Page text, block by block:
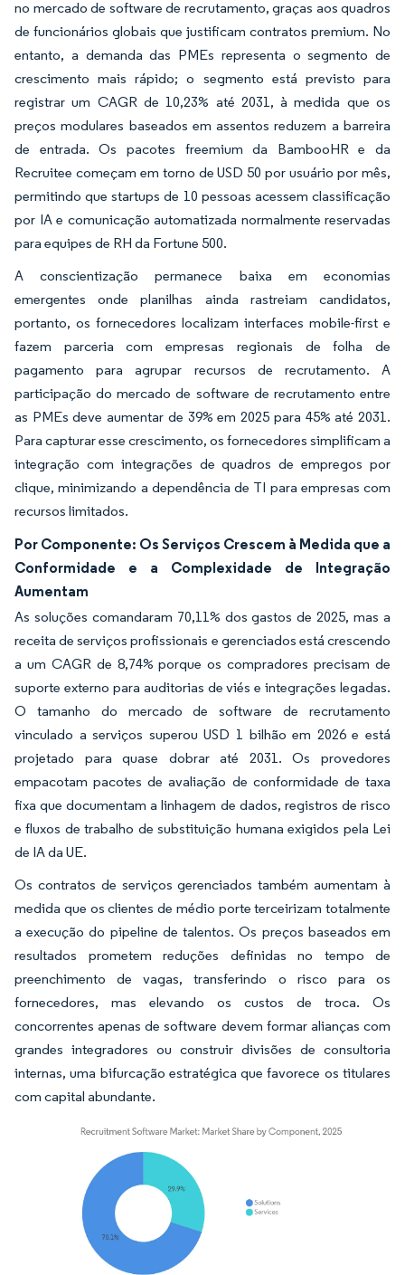
no mercado de software de recrutamento, graças aos quadros
de funcionários globais que justificam contratos premium. No
entanto, a demanda das PMEs representa o segmento de
crescimento mais rápido; o segmento está previsto para
registrar um CAGR de 10,23% até 2031, à medida que os
preços modulares baseados em assentos reduzem a barreira
de entrada. Os pacotes freemium da BambooHR e da
Recruitee começam em torno de USD 50 por usuário por mês,
permitindo que startups de 10 pessoas acessem classificação
por IA e comunicação automatizada normalmente reservadas
para equipes de RH da Fortune 500.
A conscientização permanece baixa em economias
emergentes onde planilhas ainda rastreiam candidatos,
portanto, os fornecedores localizam interfaces mobile-first e
fazem parceria com empresas regionais de folha de
pagamento para agrupar recursos de recrutamento. A
participação do mercado de software de recrutamento entre
as PMEs deve aumentar de 39% em 2025 para 45% até 2031.
Para capturar esse crescimento, os fornecedores simplificam a
integração com integrações de quadros de empregos por
clique, minimizando a dependência de TI para empresas com
recursos limitados.
Por Componente: Os Serviços Crescem à Medida que a
Conformidade e a Complexidade de Integração
Aumentam
As soluções comandaram 70,11% dos gastos de 2025, mas a
receita de serviços profissionais e gerenciados está crescendo
a um CAGR de 8,74% porque os compradores precisam de
suporte externo para auditorias de viés e integrações legadas.
O tamanho do mercado de software de recrutamento
vinculado a serviços superou USD 1 bilhão em 2026 e está
projetado para quase dobrar até 2031. Os provedores
empacotam pacotes de avaliação de conformidade de taxa
fixa que documentam a linhagem de dados, registros de risco
e fluxos de trabalho de substituição humana exigidos pela Lei
de IA da UE.
Os contratos de serviços gerenciados também aumentam à
medida que os clientes de médio porte terceirizam totalmente
a execução do pipeline de talentos. Os preços baseados em
resultados prometem reduções definidas no tempo de
preenchimento de vagas, transferindo o risco para os
fornecedores, mas elevando os custos de troca. Os
concorrentes apenas de software devem formar alianças com
grandes integradores ou construir divisões de consultoria
internas, uma bifurcação estratégica que favorece os titulares
com capital abundante.